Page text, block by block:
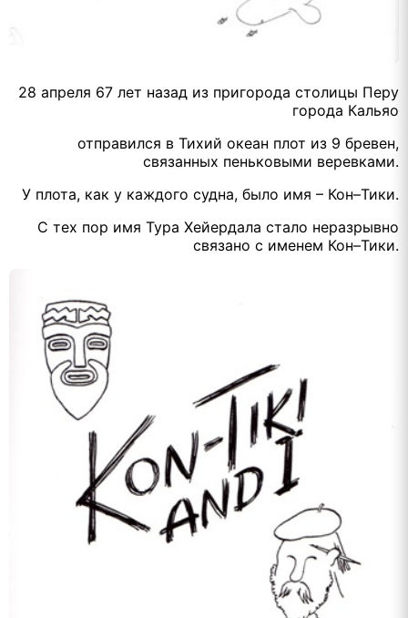
28 апреля 67 лет назад из пригорода столицы Перу
города Кальяо
отправился в Тихий океан плот из 9 бревен,
связанных пеньковыми веревками.
У плота, как у каждого судна, было имя – Кон–Тики.
С тех пор имя Тура Хейердала стало неразрывно
связано с именем Кон–Тики.